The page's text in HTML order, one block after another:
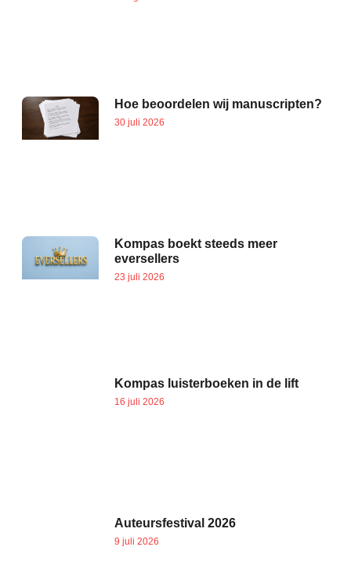
Hoe beoordelen wij manuscripten?
30 juli 2026
Kompas boekt steeds meer
eversellers
23 juli 2026
Kompas luisterboeken in de lift
16 juli 2026
Auteursfestival 2026
9 juli 2026